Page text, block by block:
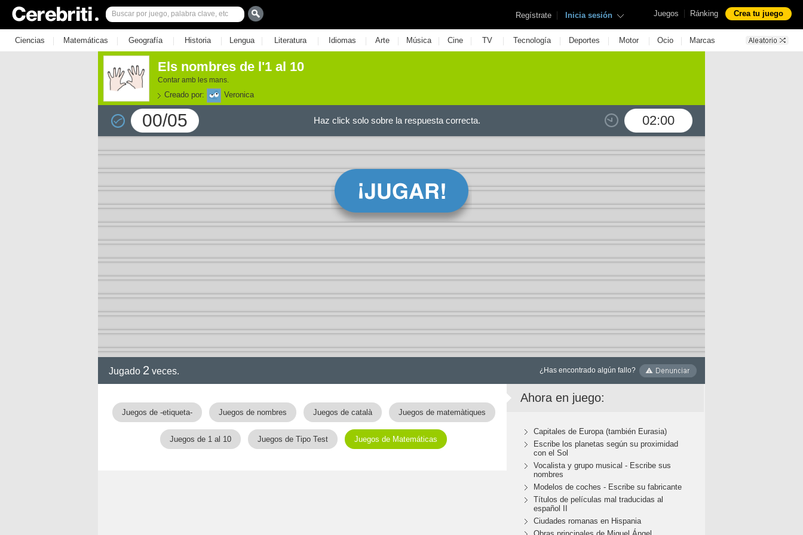
Juegos | Ránking Crea tu juego
Regístrate | Inicia sesión
Ciencias | Matemáticas | Geografía | Historia | Lengua | Literatura | Idiomas | Arte | Música | Cine | TV | Tecnología | Deportes | Motor | Ocio | Marcas
Els nombres de l'1 al 10
Contar amb les mans.
Creado por: Veronica
00/05 02:00
Haz click solo sobre la respuesta correcta.
Jugado 2 veces. ¿Has encontrado algún fallo?
Juegos de -etiqueta- Juegos de nombres Juegos de català Juegos de matemàtiques
Juegos de 1 al 10 Juegos de Tipo Test Juegos de Matemáticas
Ahora en juego:
Capitales de Europa (también Eurasia)
Escribe los planetas según su proximidad
con el Sol
Vocalista y grupo musical - Escribe sus
nombres
Modelos de coches - Escribe su fabricante
Títulos de películas mal traducidas al
español II
Ciudades romanas en Hispania